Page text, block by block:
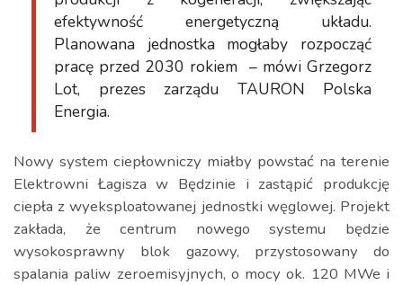
efektywność energetyczną układu.
Planowana jednostka mogłaby rozpocząć
pracę przed 2030 rokiem – mówi Grzegorz
Lot, prezes zarządu TAURON Polska
Energia.
Nowy system ciepłowniczy miałby powstać na terenie
Elektrowni Łagisza w Będzinie i zastąpić produkcję
ciepła z wyeksploatowanej jednostki węglowej. Projekt
zakłada, że centrum nowego systemu będzie
wysokosprawny blok gazowy, przystosowany do
spalania paliw zeroemisyjnych, o mocy ok. 120 MWe i